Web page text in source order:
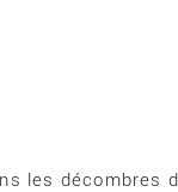
les décombres